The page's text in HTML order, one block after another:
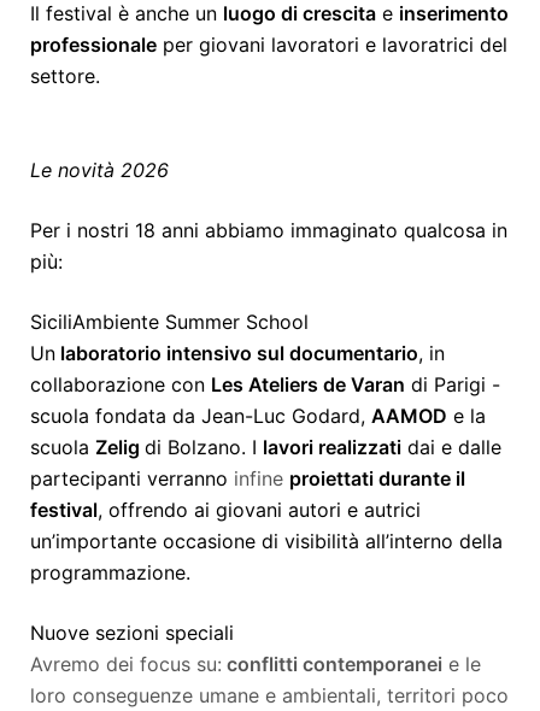
Il festival è anche un luogo di crescita e inserimento
professionale per giovani lavoratori e lavoratrici del
settore.
Le novità 2026
Per i nostri 18 anni abbiamo immaginato qualcosa in
più:
SiciliAmbiente Summer School
Un laboratorio intensivo sul documentario, in
collaborazione con Les Ateliers de Varan di Parigi -
scuola fondata da Jean-Luc Godard, AAMOD e la
scuola Zelig di Bolzano. I lavori realizzati dai e dalle
partecipanti verranno infine proiettati durante il
festival, offrendo ai giovani autori e autrici
un’importante occasione di visibilità all’interno della
programmazione.
Nuove sezioni speciali
Avremo dei focus su: conflitti contemporanei e le
loro conseguenze umane e ambientali, territori poco